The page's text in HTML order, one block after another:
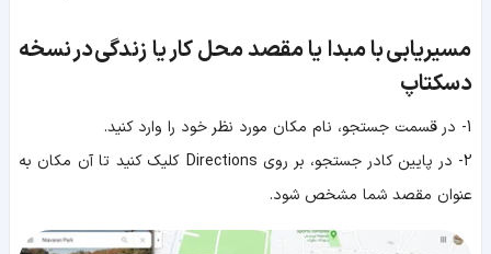
مسیریابی با مبدا یا مقصد محل کار یا زندگیدرنسخه
دسکتاپ
1- در قسمت جستجو، نام مکان مورد نظر خود را وارد کنید.
2- در پایین کادر جستجو، بر روی Directions کلیک کنید تا آن مکان به
عنوان مقصد شما مشخص شود.